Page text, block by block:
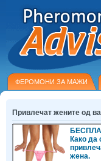
ФЕРОМОНИ ЗА МАЖИ
Привлечат жените од
Како да
жена.